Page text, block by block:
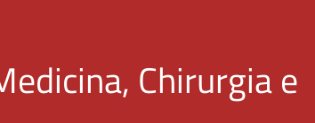
Chirurgia e